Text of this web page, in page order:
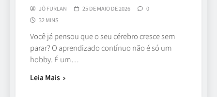
JÔ FURLAN 25 DE MAIO DE 2026
0
32 MINS
Você já pensou que o seu cérebro cresce sem
parar? O aprendizado contínuo não é só um
hobby. É um…
Leia Mais